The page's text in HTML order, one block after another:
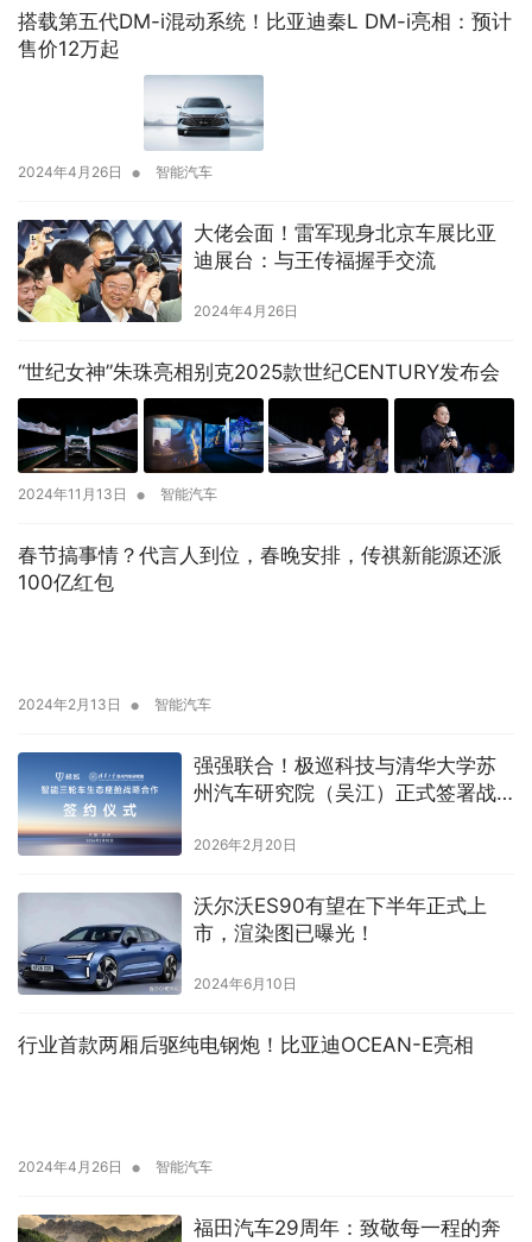
搭载第五代DM-i混动系统！比亚迪秦L DM-i亮相：预计
售价12万起
2024年4月26日 • 智能汽车
大佬会面！雷军现身北京车展比亚
迪展台：与王传福握手交流
2024年4月26日
“世纪女神”朱珠亮相别克2025款世纪CENTURY发布会
2024年11月13日 • 智能汽车
春节搞事情？代言人到位，春晚安排，传祺新能源还派
100亿红包
2024年2月13日 • 智能汽车
强强联合！极巡科技与清华大学苏
州汽车研究院（吴江）正式签署战
2026年2月20日
沃尔沃ES90有望在下半年正式上
市，渲染图已曝光！
2024年6月10日
行业首款两厢后驱纯电钢炮！比亚迪OCEAN-E亮相
2024年4月26日 • 智能汽车
福田汽车29周年：致敬每一程的奔